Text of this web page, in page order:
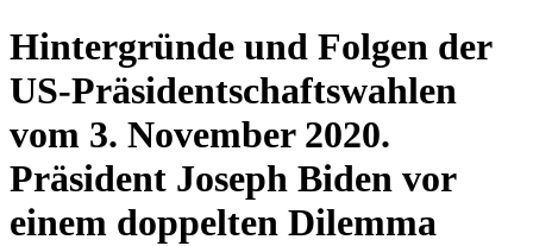
Hintergründe und Folgen der
US-Präsidentschaftswahlen
vom 3. November 2020.
Präsident Joseph Biden vor
einem doppelten Dilemma